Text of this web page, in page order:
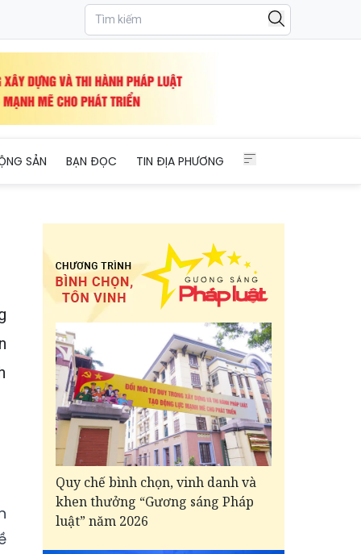
SẢN BẠN ĐỌC TIN ĐỊA PHƯƠNG
Quy chế bình chọn, vinh danh và
khen thưởng “Gương sáng Pháp
luật” năm 2026